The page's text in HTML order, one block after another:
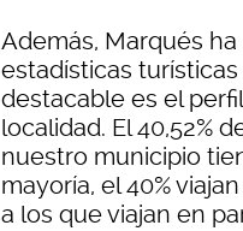
Además, Marqués
estadísticas
destacable es el
localidad. El 40,52%
nuestro municipio
mayoría, el 40%
a los que viajan en